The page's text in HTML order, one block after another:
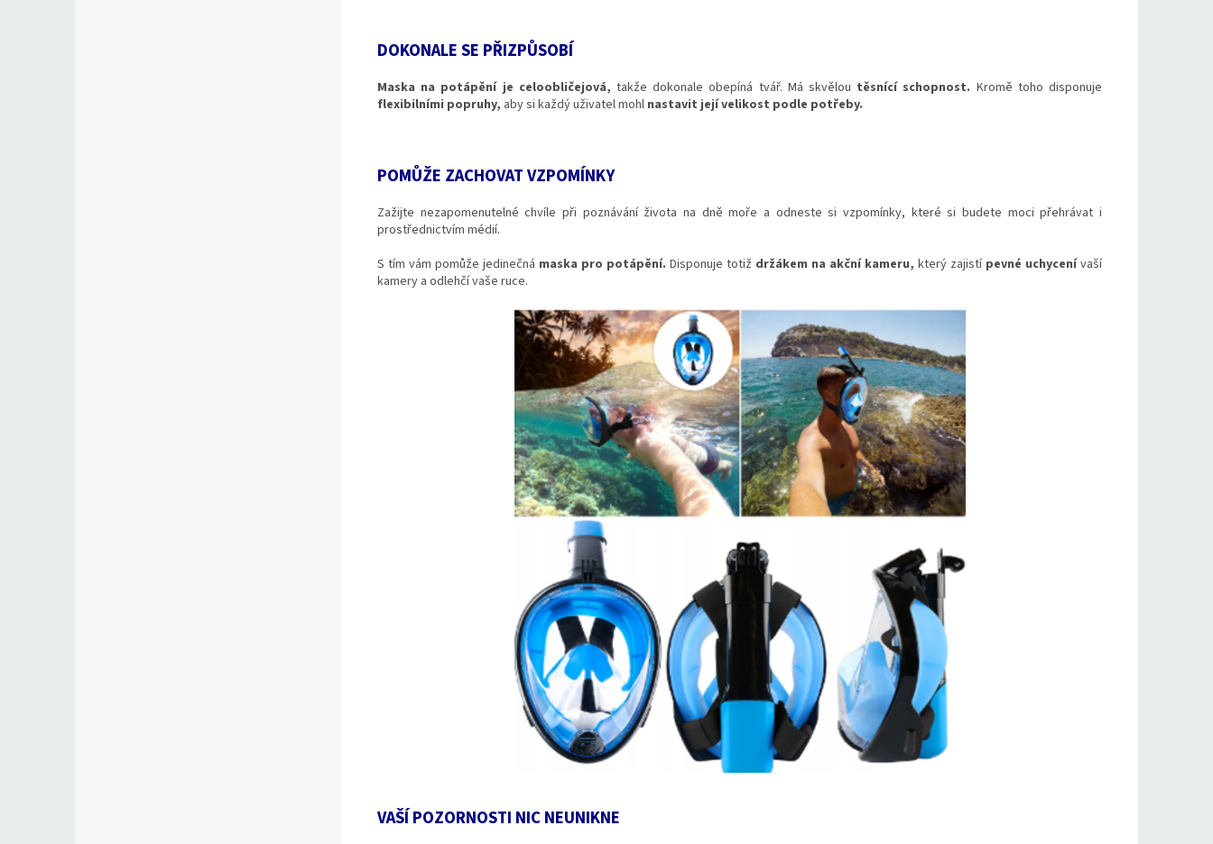
DOKONALE SE PŘIZPŮSOBÍ
Maska na potápění je celoobličejová, takže dokonale obepíná tvář. Má skvělou těsnící schopnost. Kromě toho disponuje
flexibilními popruhy, aby si každý uživatel mohl nastavit její velikost podle potřeby.
POMŮŽE ZACHOVAT VZPOMÍNKY
Zažijte nezapomenutelné chvíle při poznávání života na dně moře a odneste si vzpomínky, které si budete moci přehrávat i
prostřednictvím médií.
S tím vám pomůže jedinečná maska pro potápění. Disponuje totiž držákem na akční kameru, který zajistí pevné uchycenívaší
kamery a odlehčí vaše ruce.
VAŠÍ POZORNOSTI NIC NEUNIKNE